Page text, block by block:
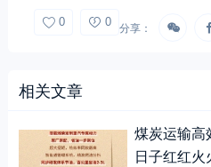
0 0 分享：
相关文章
煤炭运输高
日子红红火